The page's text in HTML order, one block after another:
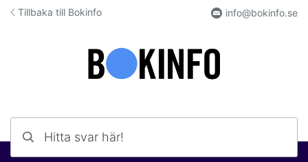
Hoppa till innehåll
Tillbaka till Bokinfo info@bokinfo.se